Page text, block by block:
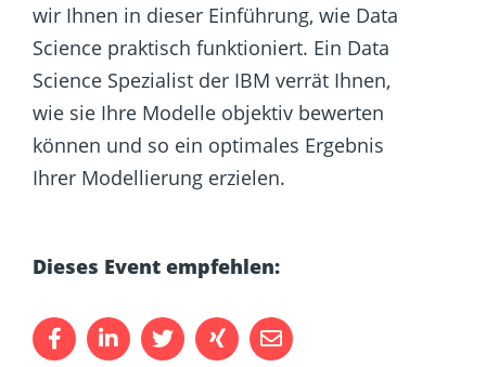
wir Ihnen in dieser Einführung, wie Data
Science praktisch funktioniert. Ein Data
Science Spezialist der IBM verrät Ihnen,
wie sie Ihre Modelle objektiv bewerten
können und so ein optimales Ergebnis
Ihrer Modellierung erzielen.
Dieses Event empfehlen: